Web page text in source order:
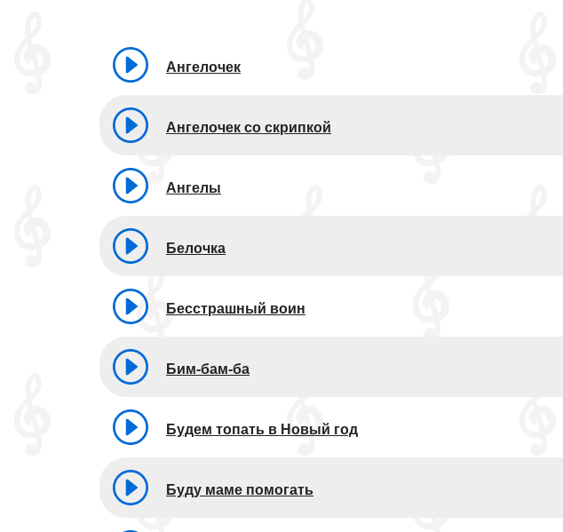
Ангелочек
Ангелочек со скрипкой
Ангелы
Белочка
Бесстрашный воин
Бим-бам-ба
Будем топать в Новый год
Буду маме помогать